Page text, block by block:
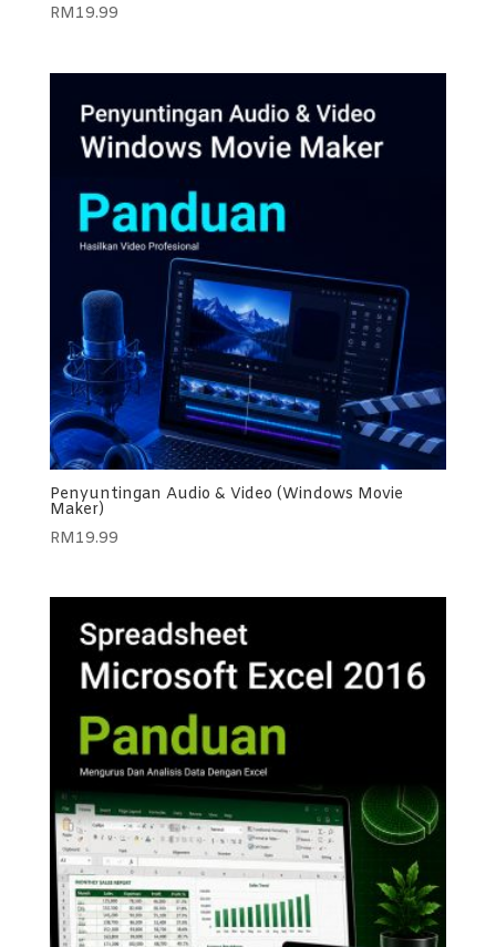
RM19.99
Penyuntingan Audio & Video (Windows Movie
Maker)
RM19.99